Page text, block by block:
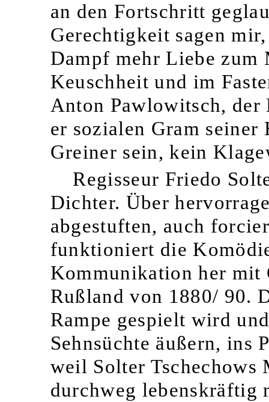
an den Fortschritt
Gerechtigkeit sagen
Dampf mehr Liebe zum
Keuschheit und im
Anton Pawlowitsch, der
er sozialen Gram
Greiner sein, kein
Regisseur Friedo
Dichter. Über
abgestuften, auch
funktioniert die
Kommunikation her mit
Rußland von 1880/ 90.
Rampe gespielt wird
Sehnsüchte äußern, ins
weil Solter
durchweg lebenskräftig